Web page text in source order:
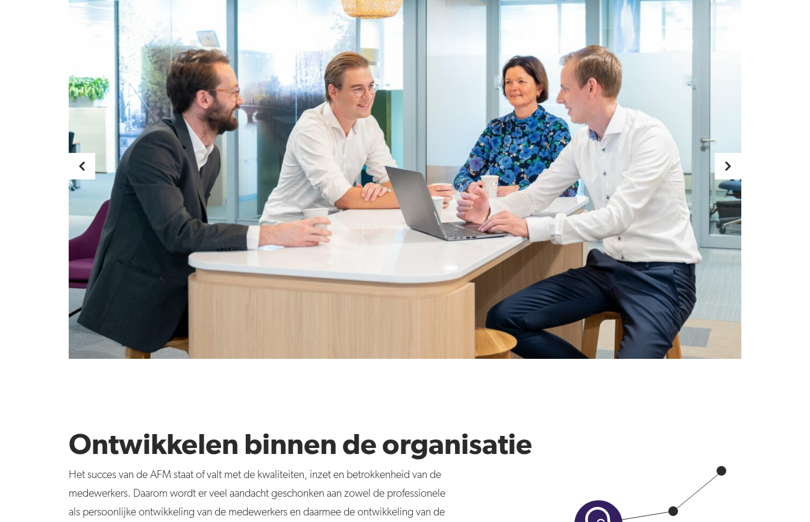
Ontwikkelen binnen de organisatie
Het succes van de AFM staat of valt met de kwaliteiten, inzet en betrokkenheid van de
medewerkers. Daarom wordt er veel aandacht geschonken aan zowel de professionele
als persoonlijke ontwikkeling van de medewerkers en daarmee de ontwikkeling van de